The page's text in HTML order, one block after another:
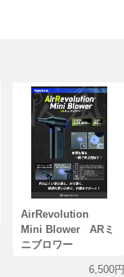
AirRevolution
Mini Blower ARミ
ニブロワー
6,500円